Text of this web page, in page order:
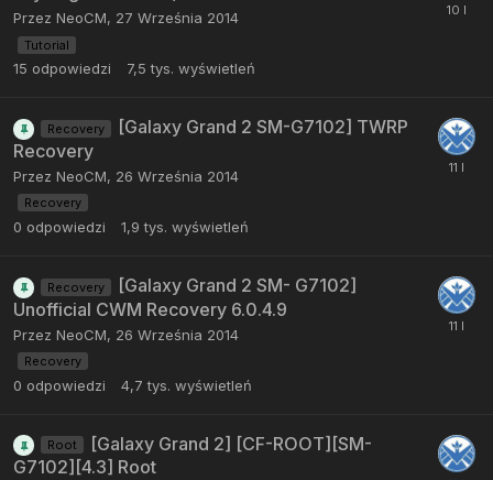
Przez NeoCM, 27 Września 2014
Tutorial
15 odpowiedzi 7,5 tys. wyświetleń
Recovery
[Galaxy Grand 2 SM-G7102] TWRP
Recovery
Przez NeoCM, 26 Września 2014
Recovery
0 odpowiedzi 1,9 tys. wyświetleń
Recovery
[Galaxy Grand 2 SM- G7102]
Unofficial CWM Recovery 6.0.4.9
Przez NeoCM, 26 Września 2014
Recovery
0 odpowiedzi 4,7 tys. wyświetleń
Root
[Galaxy Grand 2] [CF-ROOT][SM-
G7102][4.3] Root